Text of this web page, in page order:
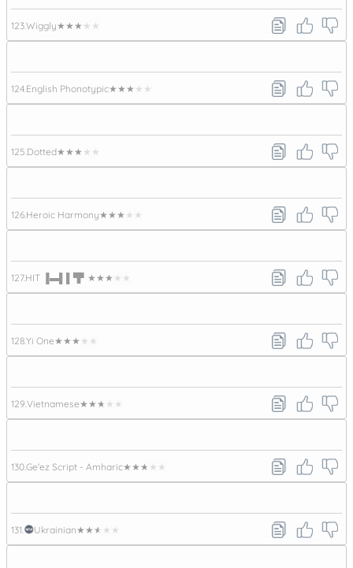
123.Wiggly★★★★★
124. English Phonotypic★★★★★
125. Dotted★★★★★
126. Heroic Harmony★★★★★
127.HIT ▐▬▌▌▜▘ ★★★★★
128.Yi One★★★★★
129. Vietnamese★★★★★
130.Ge'ez Script - Amharic★★★★★
131. Ukrainian★★★★★